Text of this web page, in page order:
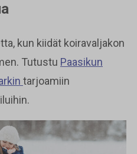
kun kiidät koiravaljakon
Tutustu Paasikun
tarjoamiin